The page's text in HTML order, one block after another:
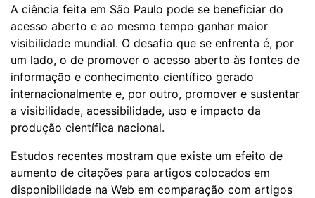
A ciência feita em São Paulo pode se beneficiar do
acesso aberto e ao mesmo tempo ganhar maior
visibilidade mundial. O desafio que se enfrenta é, por
um lado, o de promover o acesso aberto às fontes de
informação e conhecimento científico gerado
internacionalmente e, por outro, promover e sustentar
a visibilidade, acessibilidade, uso e impacto da
produção científica nacional.
Estudos recentes mostram que existe um efeito de
aumento de citações para artigos colocados em
disponibilidade na Web em comparação com artigos